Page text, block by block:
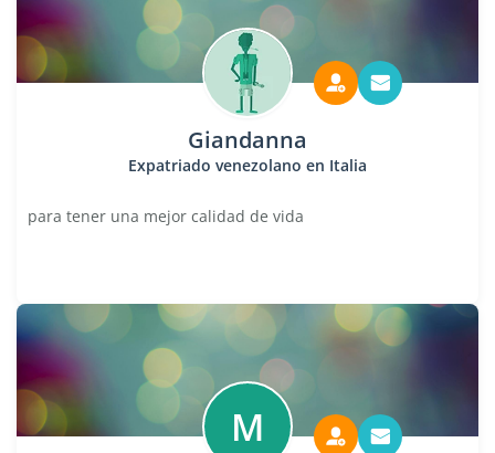
Giandanna
Expatriado venezolano en Italia
para tener una mejor calidad de vida
M